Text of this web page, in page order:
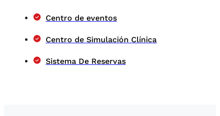
Centro de eventos
Centro de Simulación Clínica
Sistema De Reservas